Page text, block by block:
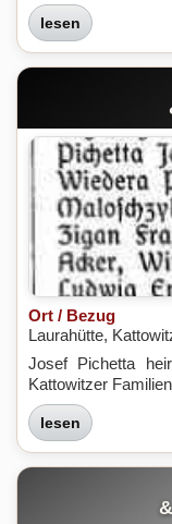
lesen
Ort / Bezug
Laurahütte,
Josef Pichetta
Kattowitzer
lesen